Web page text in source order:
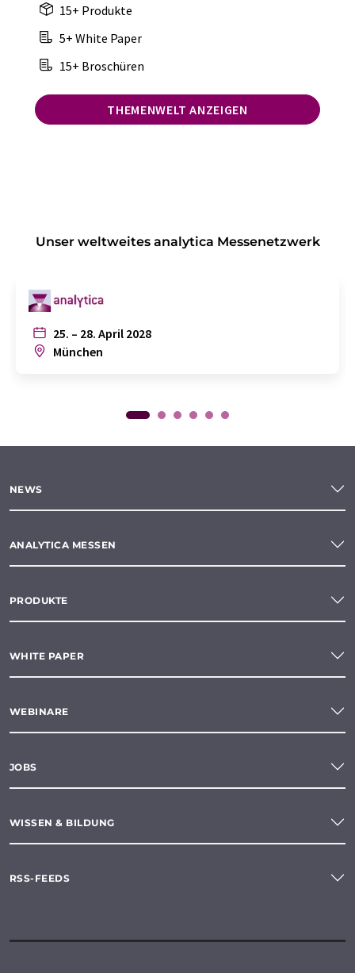
15+ Produkte
5+ White Paper
15+ Broschüren
THEMENWELT ANZEIGEN
Unser weltweites analytica Messenetzwerk
25. – 28. April 2028
München
NEWS
ANALYTICA MESSEN
PRODUKTE
WHITE PAPER
WEBINARE
JOBS
WISSEN & BILDUNG
RSS-FEEDS